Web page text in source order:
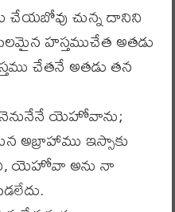
చేయబోవు చున్న దానిని
హస్తముచేత అతడు
చేతనే అతడు తన
యెహోవాను;
అబ్రాహాము ఇస్సాకు
యెహోవా అను నా